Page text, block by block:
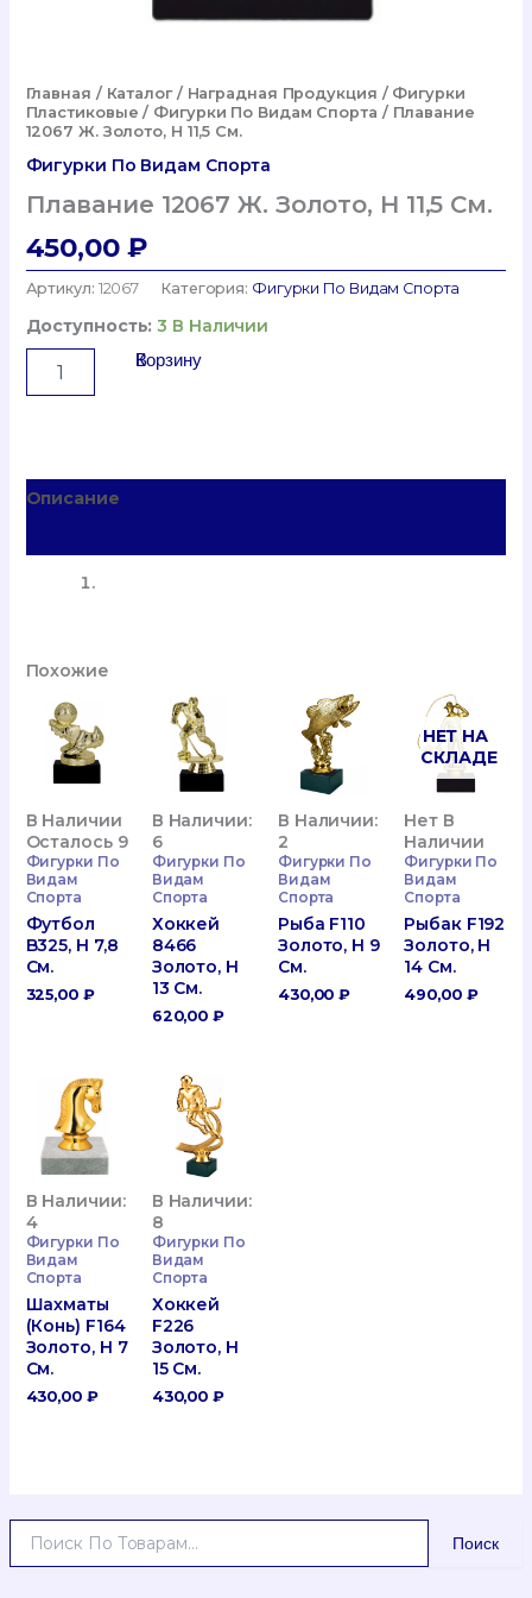
Поиск
Главная / Каталог/ Наградная Продукция / Фигурки
Пластиковые / Фигурки По Видам Спорта / Плавание
12067 Ж. Золото, H 11,5 См.
Фигурки По Видам Спорта
Плавание 12067 Ж. Золото, H 11,5 См.
450,00 ₽
Артикул: 12067 Категория: Фигурки По Видам Спорта
Доступность: 3 В Наличии
Товара
Золото,
H
В Корзину
Описание
Похожие
В Наличии
Осталось 9
Фигурки По
Видам
Спорта
Футбол
B325, H 7,8
См.
325,00 ₽
В Наличии:
6
Фигурки По
Видам
Спорта
Хоккей
8466
Золото, H
13 См.
620,00₽
В Наличии:
2
Фигурки По
Видам
Спорта
Рыба F110
Золото, H 9
См.
430,00₽
НЕТ НА
СКЛАДЕ
Нет В
Наличии
Фигурки По
Видам
Спорта
Рыбак F192
Золото, H
14 См.
490,00 ₽
В Наличии:
4
Фигурки По
Видам
Спорта
Шахматы
(конь) F164
Золото, H 7
См.
430,00 ₽
В Наличии:
8
Фигурки По
Видам
Спорта
Хоккей
F226
Золото, H
15 См.
430,00₽